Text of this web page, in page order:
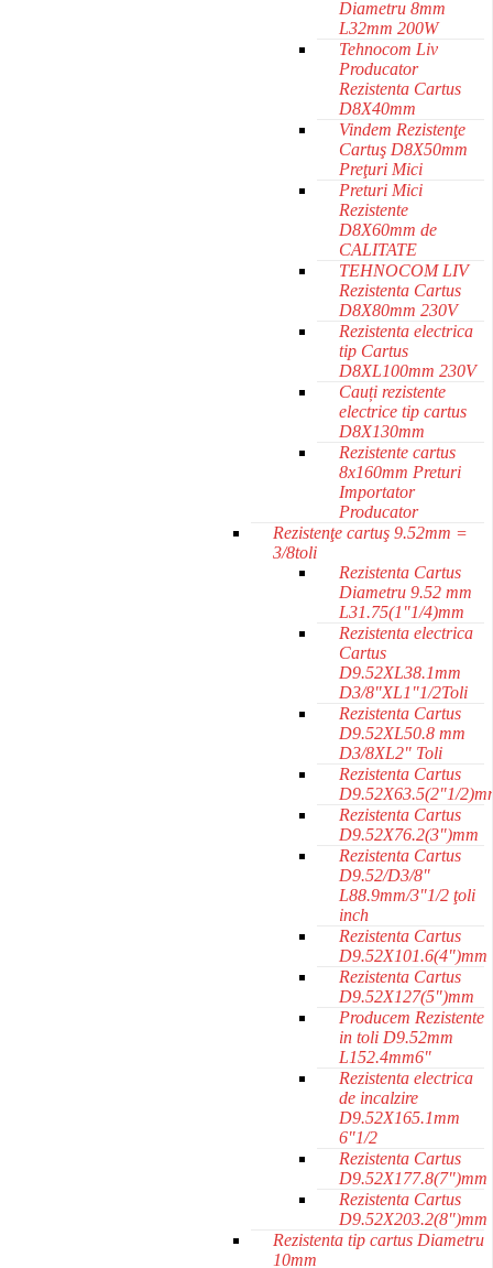
Diametru 8mm
L32mm 200W
Tehnocom Liv
Producator
Rezistenta Cartus
D8X40mm
Vindem Rezistenţe
Cartuş D8X50mm
Preţuri Mici
Preturi Mici
Rezistente
D8X60mm de
CALITATE
TEHNOCOM LIV
Rezistenta Cartus
D8X80mm 230V
Rezistenta electrica
tip Cartus
D8XL100mm 230V
Cauți rezistente
electrice tip cartus
D8X130mm
Rezistente cartus
8x160mm Preturi
Importator
Producator
Rezistenţe cartuş 9.52mm =
3/8toli
Rezistenta Cartus
Diametru 9.52 mm
L31.75(1"1/4)mm
Rezistenta electrica
Cartus
D9.52XL38.1mm
D3/8"XL1"1/2Toli
Rezistenta Cartus
D9.52XL50.8 mm
D3/8XL2" Toli
Rezistenta Cartus
D9.52X63.5(2"1/
Rezistenta Cartus
D9.52X76.2(3")mm
Rezistenta Cartus
D9.52/D3/8"
L88.9mm/3"1/2 ţoli
inch
Rezistenta Cartus
D9.52X101.6(4")mm
Rezistenta Cartus
D9.52X127(5")mm
Producem Rezistente
in toli D9.52mm
L152.4mm6"
Rezistenta electrica
de incalzire
D9.52X165.1mm
6"1/2
Rezistenta Cartus
D9.52X177.8(7")mm
Rezistenta Cartus
D9.52X203.2(8")mm
Rezistenta tip cartus Diametru
10mm